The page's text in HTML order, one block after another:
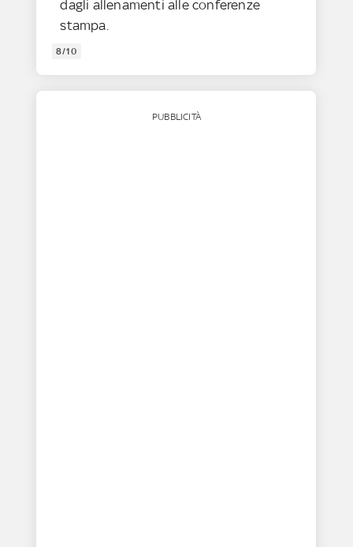
dagli allenamenti alle conferenze
stampa.
8/10
PUBBLICITÀ